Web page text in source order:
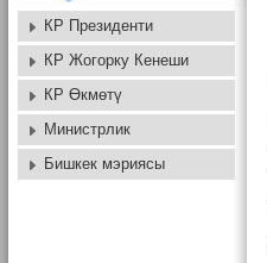
КР Президенти
КР Жогорку Кенеши
КР Өкмөтү
Министрлик
Бишкек мэриясы